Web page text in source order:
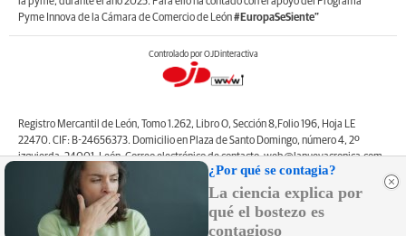
Pyme Innova de la Cámara de Comercio de León#EuropaSeSiente”
Controlado por OJDinteractiva
Registro Mercantil de León, Tomo 1.262, Libro O, Sección 8,Folio 196, Hoja LE
22470. CIF: B-24656373. Domicilio en Plaza de Santo Domingo, número 4, 2º
izquierda, 24001, León. Correo electrónico de contacto: web@lanuevacronica.com.
Copyright © ALNUAR 2000 S.L. (LA NUEVA CRÓNICA). Incluye contenidos de la
empresa, de empresas del grupo o de terceros.
¿Por qué se contagia?
La ciencia explica por
qué el bostezo es
contagioso